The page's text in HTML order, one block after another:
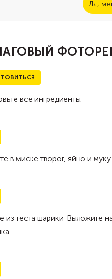
Да,
все ингредиенты.
в миске творог, яйцо и муку.
из теста шарики. Выложите